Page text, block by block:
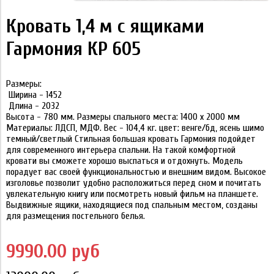
Кровать 1,4 м с ящиками
Гармония КР 605
Размеры:
Ширина - 1452
Длина - 2032
Высота - 780 мм. Размеры спального места: 1400 х 2000 мм
Материалы: ЛДСП, МДФ. Вес - 104,4 кг. цвет: венге/бд, ясень шимо
темный/светлый Стильная большая кровать Гармония подойдет
для современного интерьера спальни. На такой комфортной
кровати вы сможете хорошо выспаться и отдохнуть. Модель
порадует вас своей функциональностью и внешним видом. Высокое
изголовье позволит удобно расположиться перед сном и почитать
увлекательную книгу или посмотреть новый фильм на планшете.
Выдвижные ящики, находящиеся под спальным местом, созданы
для размещения постельного белья.
9990.00 руб